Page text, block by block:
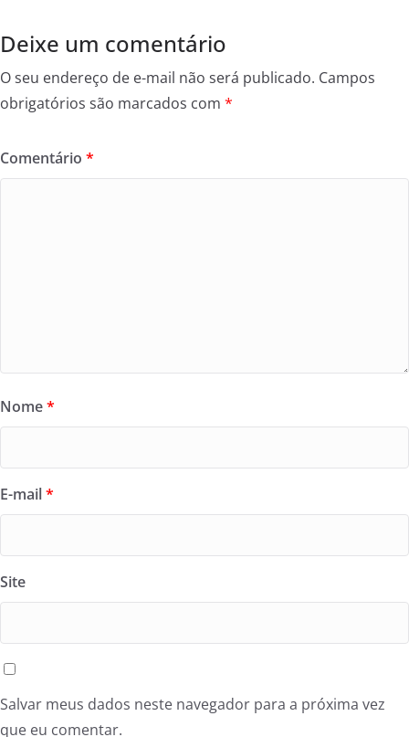
Deixe um comentário
O seu endereço de e-mail não será publicado. Campos
obrigatórios são marcados com *
Comentário *
Nome*
E-mail*
Site
Salvar meus dados neste navegador para a próxima vez
que eu comentar.